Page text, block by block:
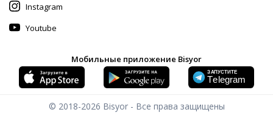
Instagram
Youtube
Мобильные приложение Bisyor
© 2018-2026 Bisyor - Все права защищены